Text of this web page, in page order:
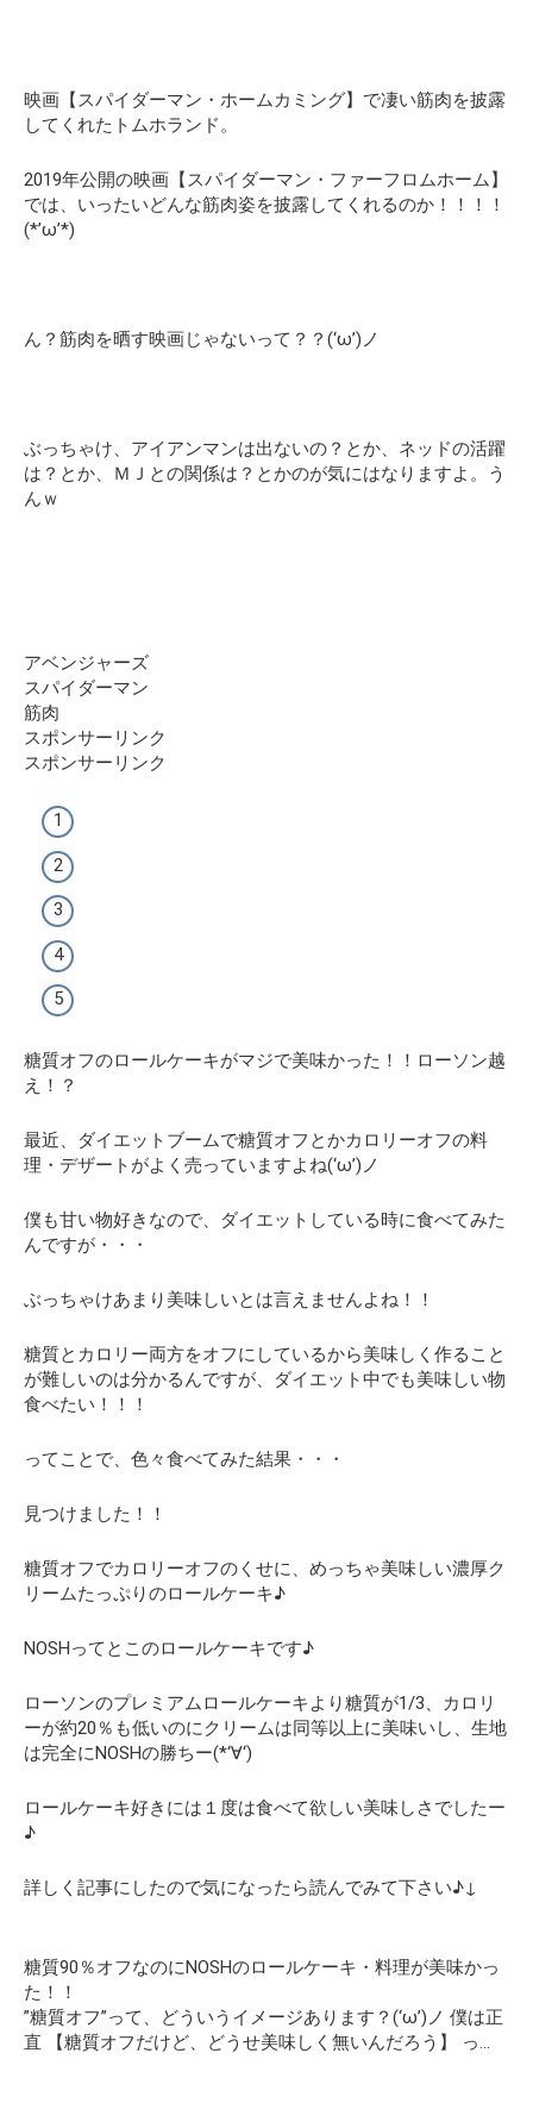
映画【スパイダーマン・ホームカミング】で凄い筋肉を披露
してくれたトムホランド。
2019年公開の映画【スパイダーマン・ファーフロムホーム】
では、いったいどんな筋肉姿を披露してくれるのか！！！！
(*’ω’*)
ん？筋肉を晒す映画じゃないって？？(‘ω’)ノ
ぶっちゃけ、アイアンマンは出ないの？とか、ネッドの活躍
は？とか、ＭＪとの関係は？とかのが気にはなりますよ。う
んｗ
アベンジャーズ
スパイダーマン
筋肉
スポンサーリンク
スポンサーリンク
糖質オフのロールケーキがマジで美味かった！！ローソン越
え！？
最近、ダイエットブームで糖質オフとかカロリーオフの料
理・デザートがよく売っていますよね(‘ω’)ノ
僕も甘い物好きなので、ダイエットしている時に食べてみた
んですが・・・
ぶっちゃけあまり美味しいとは言えませんよね！！
糖質とカロリー両方をオフにしているから美味しく作ること
が難しいのは分かるんですが、
ダイエット中でも美味しい物
食べたい！！！
ってことで、色々食べてみた結果・・・
見つけました！！
糖質オフでカロリーオフのくせに、めっちゃ美味しい濃厚ク
リームたっぷりのロールケーキ♪
NOSHってとこのロールケーキです♪
ローソンのプレミアムロールケーキより糖質が1/3、カロリ
ーが約20％も低いのにクリームは同等以上に美味いし、生地
は完全にNOSHの勝ちー(*‘∀‘)
ロールケーキ好きには１度は食べて欲しい美味しさでしたー
♪
詳しく記事にしたので気になったら読んでみて下さい♪↓
糖質90％オフなのにNOSHのロールケーキ・料理が美味かっ
た！！
”糖質オフ”って、どういうイメージあります？(‘ω’)ノ 僕は正
直 【糖質オフだけど、どうせ美味しく無いんだろう】 っ…